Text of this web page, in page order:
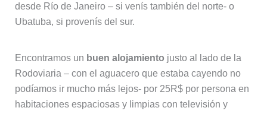
desde Río de Janeiro – si venís también del norte- o
Ubatuba, si provenís del sur.
Encontramos un buen alojamiento justo al lado de la
Rodoviaria – con el aguacero que estaba cayendo no
podíamos ir mucho más lejos- por 25R$ por persona en
habitaciones espaciosas y limpias con televisión y